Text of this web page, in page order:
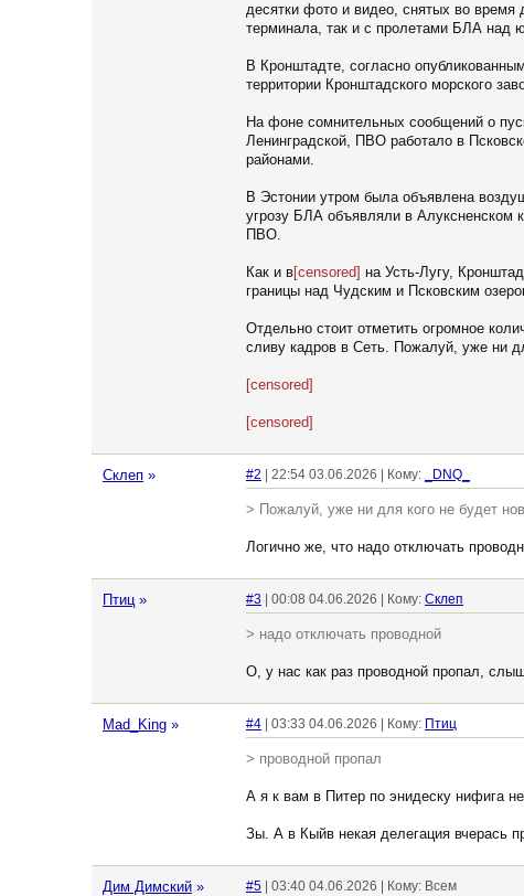
десятки фото и видео, снятых во время
терминала, так и с пролетами БЛА над
В Кронштадте, согласно
территории Кронштадского морского
На фоне сомнительных сообщений о
Ленинградской, ПВО работало в
районами.
В Эстонии утром была объявлена
угрозу БЛА объявляли в Алуксненском
ПВО.
Как и в[censored] на Усть-Лугу,
границы над Чудским и Псковским
Отдельно стоит отметить огромное
сливу кадров в Сеть. Пожалуй, уже ни
[censored]
[censored]
Склеп » #2 | 22:54 03.06.2026 | Кому: _DNQ_
> Пожалуй, уже ни для кого не будет
Логично же, что надо отключать
Птиц » #3 | 00:08 04.06.2026 | Кому: Склеп
> надо отключать проводной
О, у нас как раз проводной пропал,
Mad_King » #4 | 03:33 04.06.2026 | Кому: Птиц
> проводной пропал
А я к вам в Питер по энидеску нифига
Зы. А в Кыйв некая делегация вчерась
Дим Димский » #5 | 03:40 04.06.2026 | Кому: Всем